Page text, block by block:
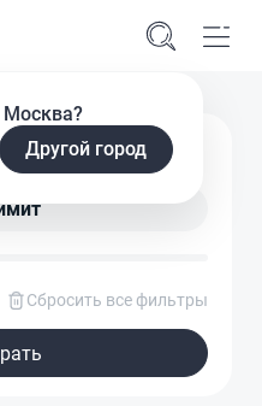
Другой город
карту
Сбросить все фильтры